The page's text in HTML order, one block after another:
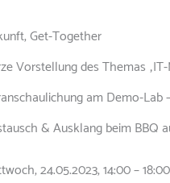
Get-Together
Vorstellung des Themas
am Demo-Lab
& Ausklang beim BBQ
24.05.2023, 14:00 –